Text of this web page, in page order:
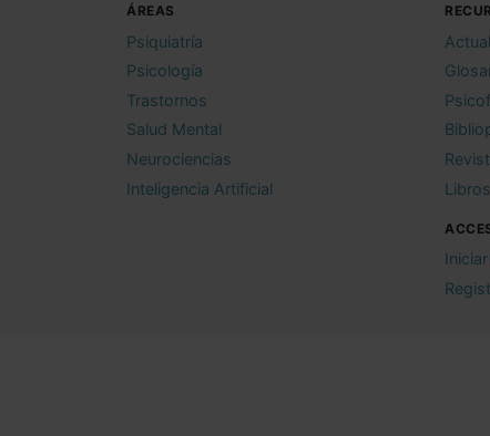
ÁREAS
Psiquiatría
Psicología
Trastornos
Salud Mental
Neurociencias
Inteligencia Artificial
Libros